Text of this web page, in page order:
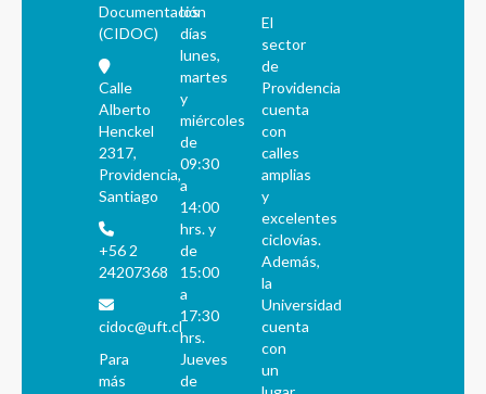
Documentación
(CIDOC)
Calle
Alberto
Henckel
2317,
Providencia,
Santiago
+56 2
24207368
cidoc@uft.cl
Para
más
los
días
lunes,
martes
y
miércoles
de
09:30
a
14:00
hrs. y
de
15:00
a
17:30
hrs.
Jueves
de
El
sector
de
Providencia
cuenta
con
calles
amplias
y
excelentes
ciclovías.
Además,
la
Universidad
cuenta
con
un